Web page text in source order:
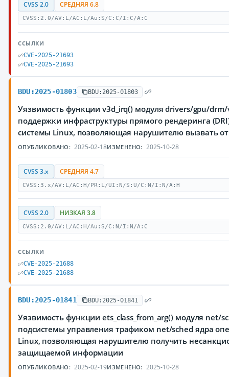
CVSS 2.0 СРЕДНЯЯ 6.8
CVSS:2.0/AV:L/AC:L/Au:S/C:C/I:C/A:C
ССЫЛКИ
CVE-2025-21693
CVE-2025-21693
BDU:2025-01803 BDU:2025-01803
Уязвимость функции v3d_irq() модуля drivers/gpu/drm/
поддержки инфраструктуры прямого рендеринга
системы Linux, позволяющая нарушителю вызвать
ОПУБЛИКОВАНО: 2025-02-18ИЗМЕНЕНО: 2025-10-28
CVSS 3.x СРЕДНЯЯ 4.7
CVSS:3.x/AV:L/AC:H/PR:L/UI:N/S:U/C:N/I:N/A:H
CVSS 2.0 НИЗКАЯ 3.8
CVSS:2.0/AV:L/AC:H/Au:S/C:N/I:N/A:C
ССЫЛКИ
CVE-2025-21688
CVE-2025-21688
BDU:2025-01841 BDU:2025-01841
Уязвимость функции ets_class_from_arg() модуля net/
подсистемы управления трафиком net/sched ядра
Linux, позволяющая нарушителю получить
защищаемой информации
ОПУБЛИКОВАНО: 2025-02-19ИЗМЕНЕНО: 2025-10-28